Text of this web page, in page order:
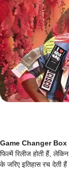
Game Changer
फिल्में रिलीज होती हैं,
के जरिए इतिहास रच देती